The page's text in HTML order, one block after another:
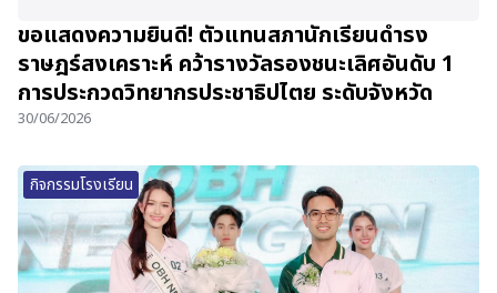
ขอแสดงความยินดี! ตัวแทนสภานักเรียนดำรง
ราษฎร์สงเคราะห์ คว้ารางวัลรองชนะเลิศอันดับ 1
การประกวดวิทยากรประชาธิปไตย ระดับจังหวัด
30/06/2026
กิจกรรมโรงเรียน